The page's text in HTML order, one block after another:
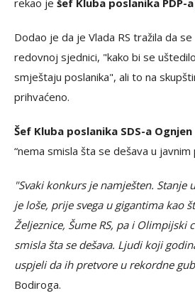
rekao je šef Kluba poslanika PDP-a
Dodao je da je Vlada RS tražila da
redovnoj sjednici, "kako bi se
smještaju poslanika", ali to na
prihvaćeno.
Šef Kluba poslanika SDS-a
“nema smisla šta se dešava u javnim
"Svaki konkurs je namješten. Stanje
je loše, prije svega u gigantima kao
Željeznice, Šume RS, pa i Olimpijski
smisla šta se dešava. Ljudi koji
uspjeli da ih pretvore u rekordne
Bodiroga.